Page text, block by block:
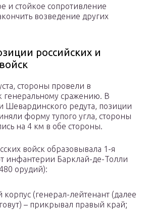
и стойкое сопротивление
возведение других
российских и
стороны провели в
генеральному сражению. В
Шевардинского редута, позиции
форму тупого угла, стороны
на 4 км в обе стороны.
войск образовывала 1-я
инфантерии Барклай-де-Толли
орудий):
(генерал-лейтенант (далее
– прикрывал правый край;